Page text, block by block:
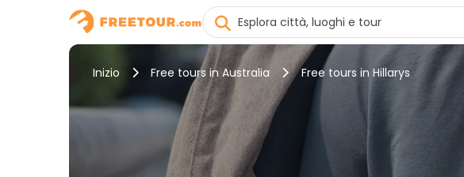
Inizio Free tours in Australia Free tours in Hillarys